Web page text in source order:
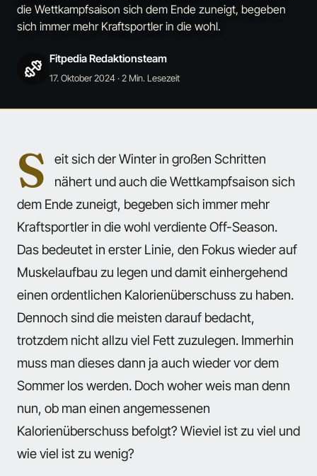
die Wettkampfsaison sich dem Ende zuneigt, begeben
sich immer mehr Kraftsportler in die wohl.
Fitpedia Redaktionsteam
17. Oktober 2024· 2 Min. Lesezeit
S
eit sich der Winter in großen Schritten
nähert und auch die Wettkampfsaison sich
dem Ende zuneigt, begeben sich immer mehr
Kraftsportler in die wohl verdiente Off-Season.
Das bedeutet in erster Linie, den Fokus wieder auf
Muskelaufbau zu legen und damit einhergehend
einen ordentlichen Kalorienüberschuss zu haben.
Dennoch sind die meisten darauf bedacht,
trotzdem nicht allzu viel Fett zuzulegen. Immerhin
muss man dieses dann ja auch wieder vor dem
Sommer los werden. Doch woher weis man denn
nun, ob man einen angemessenen
Kalorienüberschuss befolgt? Wieviel ist zu viel und
wie viel ist zu wenig?